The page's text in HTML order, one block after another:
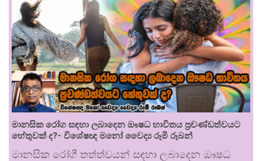
මානසික රෝග සඳහා ලබාදෙන ඖෂධ භාවිතය ප්‍රචණ්ඩත්වයට
හේතුවක් ද?- විශේෂඥ මනෝ වෛද්‍ය රූමි රූබන්
මානසික රෝගී තත්ත්වයන් සඳහා ලබාදෙන ඖෂධ